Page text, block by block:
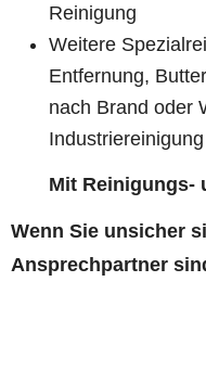
Reinigung
Weitere
Entfernung,
nach Brand oder
Industriereinigung
Mit Reinigungs-
Wenn Sie unsicher
Ansprechpartner